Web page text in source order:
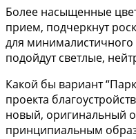
Более насыщенные
прием, подчеркнут
для минималистичного
подойдут светлые,
Какой бы вариант
проекта
новый, оригинальный
принципиальным